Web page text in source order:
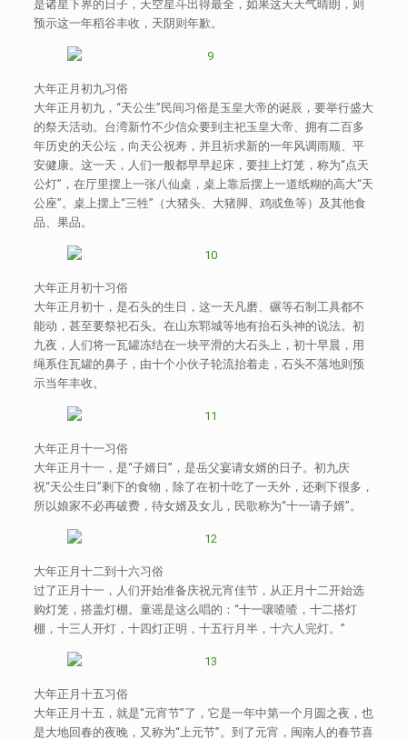
是诸星下界的日子，天空星斗出得最全，如果这天天气晴朗，则
预示这一年稻谷丰收，天阴则年歉。
大年正月初九习俗
大年正月初九，“天公生”民间习俗是玉皇大帝的诞辰，要举行盛大
的祭天活动。台湾新竹不少信众要到主祀玉皇大帝、拥有二百多
年历史的天公坛，向天公祝寿，并且祈求新的一年风调雨顺、平
安健康。这一天，人们一般都早早起床，要挂上灯笼，称为“点天
公灯”，在厅里摆上一张八仙桌，桌上靠后摆上一道纸糊的高大“天
公座”。桌上摆上“三牲”（大猪头、大猪脚、鸡或鱼等）及其他食
品、果品。
大年正月初十习俗
大年正月初十，是石头的生日，这一天凡磨、碾等石制工具都不
能动，甚至要祭祀石头。在山东郓城等地有抬石头神的说法。初
九夜，人们将一瓦罐冻结在一块平滑的大石头上，初十早晨，用
绳系住瓦罐的鼻子，由十个小伙子轮流抬着走，石头不落地则预
示当年丰收。
大年正月十一习俗
大年正月十一，是“子婿日”，是岳父宴请女婿的日子。初九庆
祝“天公生日”剩下的食物，除了在初十吃了一天外，还剩下很多，
所以娘家不必再破费，待女婿及女儿，民歌称为“十一请子婿”。
大年正月十二到十六习俗
过了正月十一，人们开始准备庆祝元宵佳节，从正月十二开始选
购灯笼，搭盖灯棚。童谣是这么唱的：“十一嚷喳喳，十二搭灯
棚，十三人开灯，十四灯正明，十五行月半，十六人完灯。”
大年正月十五习俗
大年正月十五，就是“元宵节”了，它是一年中第一个月圆之夜，也
是大地回春的夜晚，又称为“上元节”。到了元宵，闽南人的春节喜